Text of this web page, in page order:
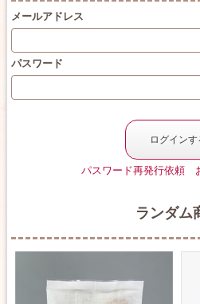
メールアドレス
パスワード
パスワード再発行依頼
ランダム